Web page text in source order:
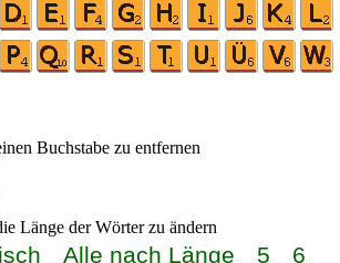
Buchstabe zu entfernen
Länge der Wörter zu ändern
Alle nach Länge 5
6